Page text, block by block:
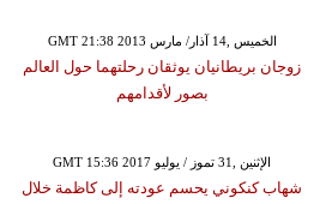
GMT 21:38 2013 الخميس ,14 آذار/ مارس
زوجان بريطانيان يوثقان رحلتهما حول العالم
بصور لأقدامهم
GMT 15:36 2017 الإثنين ,31 تموز / يوليو
شهاب كنكوني يحسم عودته إلى كاظمة خلال